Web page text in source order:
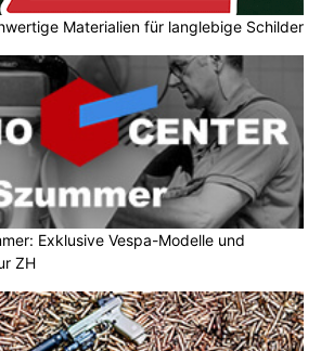
Materialien für langlebige Schilder
Exklusive Vespa-Modelle und
ZH